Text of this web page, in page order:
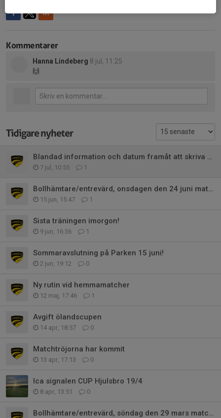
Kommentarer
Hanna Lindeberg 8 jul, 11:25
🙌
Tidigare nyheter
Blandad information och datum framåt att skriva upp!
7 jul, 10:55 1
Bollhämtare/entrevärd, onsdagen den 24 juni matchstart 19:30
15 jun, 15:47 1
Sista träningen imorgon!
9 jun, 16:36 1
Sommaravslutning på Parken 15 juni!
2 jun, 19:12 0
Ny rutin vid hemmamatcher
12 maj, 17:46 1
Avgift ölandscupen
14 apr, 18:57 0
Matchtröjorna har kommit
13 apr, 17:13 0
Ica signalen CUP Hjulsbro 19/4
8 apr, 13:51 0
Bollhämtare/entrevärd, söndag den 29 mars matchstart 13:00